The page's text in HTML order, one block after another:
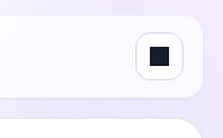
Menu